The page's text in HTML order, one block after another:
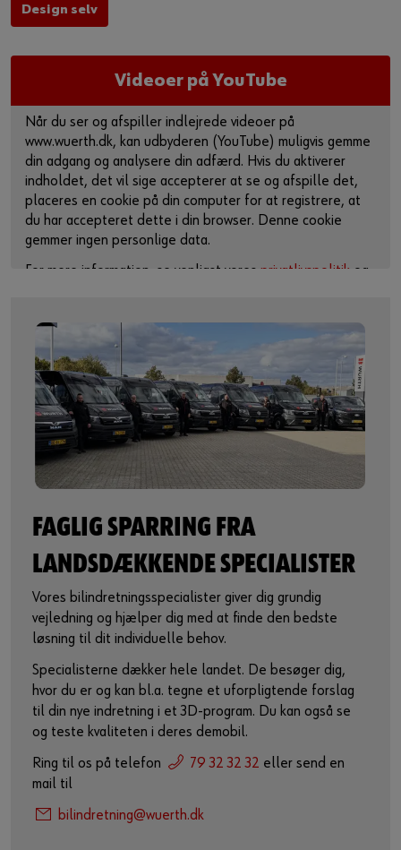
Design selv
Videoer på YouTube
Når du ser og afspiller indlejrede videoer på
www.wuerth.dk, kan udbyderen (YouTube) muligvis gemme
din adgang og analysere din adfærd. Hvis du aktiverer
indholdet, det vil sige accepterer at se og afspille det,
placeres en cookie på din computer for at registrere, at
du har accepteret dette i din browser. Denne cookie
gemmer ingen personlige data.
For mere information, se venligst vores privatlivspolitik og
Aktiver indhold
Du kan også bruge dette link til at få adgang til videoen
direkte på udbyderens plattform:
https://youtu.be/Qdb0tCMlKYE
FAGLIG SPARRING FRA
LANDSDÆKKENDE SPECIALISTER
Vores bilindretningsspecialister giver dig grundig
vejledning og hjælper dig med at finde den bedste
løsning til dit individuelle behov.
Specialisterne dækker hele landet. De besøger dig,
hvor du er og kan bl.a. tegne et uforpligtende forslag
til din nye indretning i et 3D-program. Du kan også se
og teste kvaliteten i deres demobil.
Ring til os på telefon 79 32 32 32 eller send en
mail til
bilindretning@wuerth.dk